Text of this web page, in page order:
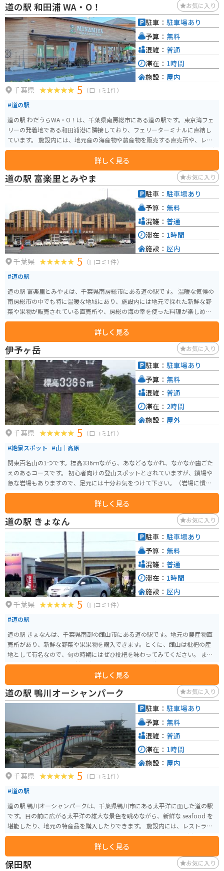
道の駅 和田浦 WA・O！ お気に入り
千葉県 5 （口コミ1件）
#道の駅
道の駅 わだうらWA・O！は、千葉県南房総市にある道の駅です。東京湾フェ
リーの発着地である和田浦港に隣接しており、フェリーターミナルに直結し
ています。 施設内には、地元産の海産物や農産物を販売する直売所や、レス
トラン、カフェなどがあります。また、展望デッキからは、東京湾や三浦半島
ポットも充実しています。バイクで訪れる際は、フェリーを利用してアクセ
スするのがおすすめです。道の駅には、広い駐車場も完備されています。 名
物は、なんといっても新鮮な海の幸。とれたての魚介類を味わえる飲食店
や、お土産に最適な干物や加工品を販売するお店が軒を連ねています。 房総
半島を代表する観光スポットの一つなので、ぜひ足を運んでみてください。
詳しく見る
駐車： 駐車場あり
予算： 無料
混雑： 普通
滞在： 1時間
施設： 屋内
道の駅 富楽里とみやま お気に入り
千葉県 5 （口コミ1件）
#道の駅
道の駅 富楽里とみやまは、千葉県南房総市にある道の駅です。 温暖な気候の
南房総市の中でも特に温暖な地域にあり、施設内には地元で採れた新鮮な野
菜や果物が販売されている直売所や、房総の海の幸を使った料理が楽しめる
レストランがあります。 また、周辺には、雄大な太平洋を一望できる富山
（とみさん）や、四季折々の花が楽しめる道の駅とみうら枇杷倶楽部など、
観光スポットも充実しています。 バイクで訪れる際は、道の駅に隣接する駐
車場にバイク専用の駐車スペースが設けられています。 房総半島をツーリン
グする際の休憩場所として、ぜひお立ち寄りください。 【おすすめポイン
ト】 * 地元の新鮮な野菜や果物が購入できる * 房総の海の幸を使った料理が
楽しめる * 太平洋を一望できる富山（とみさん）などの観光スポットにも近
い
詳しく見る
駐車： 駐車場あり
予算： 無料
混雑： 普通
滞在： 1時間
施設： 屋内
伊予ヶ岳 お気に入り
千葉県 5 （口コミ1件）
#絶景スポット #山｜高原
関東百名山の1つです。標高336ｍながら、あなどるなかれ、なかなか歯ごた
えのあるコースです。 初心者向けの登山スポットとされていますが、鎖場や
急な岩場もありますので、足元には十分お気をつけて下さい。（岩場に慣れ
ていない方は、登山慣れした人と行くことをオススメします。） 山頂からの
景色は非常に素晴らしく、360℃のパノラマが広がっていて、達成感バツグン
ですよ！ 駐車場は、伊予ヶ岳登山口にある平群天神社に登山者用無料駐車場
があります。
詳しく見る
駐車： 駐車場あり
予算： 無料
混雑： 普通
滞在： 2時間
施設： 屋外
道の駅 きょなん お気に入り
千葉県 5 （口コミ1件）
#道の駅
道の駅 きょなんは、千葉県南部の館山市にある道の駅です。地元の農産物直
売所があり、新鮮な野菜や果果物を購入できます。とくに、館山は枇杷の産
地として有名なので、旬の時期にはぜひ枇杷を味わってみてください。 ま
た、道の駅 きょなんは、館山湾に面しており、美しい海の景色を一望できま
す。特に、夕暮れ時は絶景です。バイクで訪れる際は、海岸線を走るのがおす
すめです。道の駅から少し足を伸ばせば、海水浴やマリンスポーツを楽しめ
るスポットもあります。
詳しく見る
駐車： 駐車場あり
予算： 無料
混雑： 普通
滞在： 1時間
施設： 屋内
道の駅 鴨川オーシャンパーク お気に入り
千葉県 5 （口コミ1件）
#道の駅
道の駅 鴨川オーシャンパークは、千葉県鴨川市にある太平洋に面した道の駅
です。目の前に広がる太平洋の雄大な景色を眺めながら、新鮮な seafood を
堪能したり、地元の特産品を購入したりできます。 施設内には、レストラ
ン、鮮魚店、農産物直売所、お土産屋などがあり、地元の新鮮な食材や特産
品が充実しています。特に、伊勢海老やサザエなどの新鮮な seafood はおす
すめです。レストランでは、これらの seafood を使った料理を堪能できま
す。 バイクで訪れる場合、道の駅には広々とした駐車場が完備されているの
詳しく見る
駐車： 駐車場あり
予算： 無料
混雑： 普通
滞在： 1時間
施設： 屋内
保田駅 お気に入り